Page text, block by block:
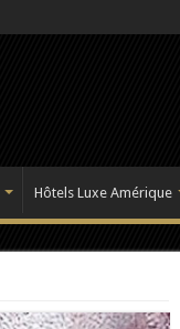
Hôtels Luxe Amérique